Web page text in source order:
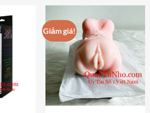
Giảm giá!